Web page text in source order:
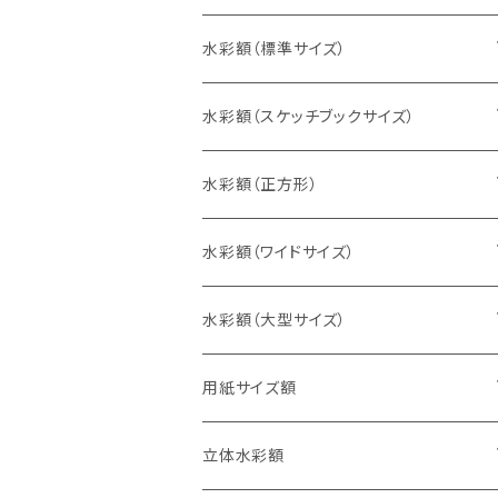
水彩額（標準サイズ）
インチ判（203×254ミリ）
八切判（242×303ミリ）
太子判（288×379ミリ）
四切判（348×424ミリ）
大衣判（394×509ミリ）
半切判（424×545ミリ）
水彩額（スケッチブックサイズ）
スケッチ4Ｆ（352×443ミリ）
スケッチ6Ｆ（458×550ミリ）
スケッチ8Ｆ（520×595ミリ）
スケッチ10Ｆ（595×670ミリ）
水彩額（正方形）
10cm正方形（100×100ミリ）
15cm正方形（150×150ミリ）
20cm正方形（200×200ミリ）
25cm正方形（250×250ミリ）
水彩額（ワイドサイズ）
15×30cm
20×40cm
25×50cm
水彩額（大型サイズ）
大判（660×850ミリ）
MO判（693×893ミリ）
用紙サイズ額
B5判（182×257ミリ）
立体水彩額